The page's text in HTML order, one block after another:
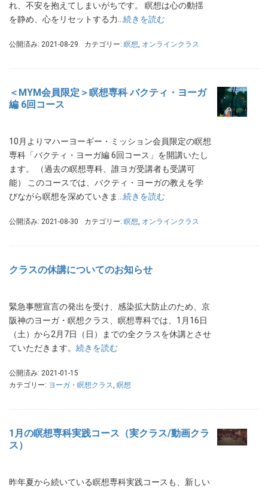
れ、不安を抱えてしまいがちです。 瞑想は心の動揺
を静め、心をリセットする力… 続きを読む
公開済み: 2021-08-29 カテゴリー: 瞑想, オンラインクラス
＜MYM会員限定＞瞑想専科 バクティ・ヨーガ
編 6回コース
10月よりマハーヨーギー・ミッション会員限定の瞑想
専科「バクティ・ヨーガ編 6回コース」を開講いたし
ます。 （過去の瞑想専科、誰ヨガ受講者も受講可
能） このコースでは、バクティ・ヨーガの教えを学
びながら瞑想を深めていきま… 続きを読む
公開済み: 2021-08-30 カテゴリー: 瞑想, オンラインクラス
クラスの休講についてのお知らせ
緊急事態宣言の発出を受け、感染拡大防止のため、京
阪神のヨーガ・瞑想クラス、瞑想専科では、1月16日
（土）から2月7日（日）までの全クラスを休講とさせ
ていただきます。 続きを読む
公開済み: 2021-01-15
カテゴリー: ヨーガ・瞑想クラス, 瞑想
1月の瞑想専科実践コース（実クラス/動画クラ
ス）
昨年夏から続いている瞑想専科実践コースも、新しい